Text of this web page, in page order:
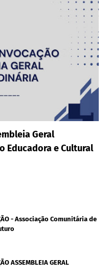
Geral
Educadora e Cultural
- Associação Comunitária de
ASSEMBLEIA GERAL